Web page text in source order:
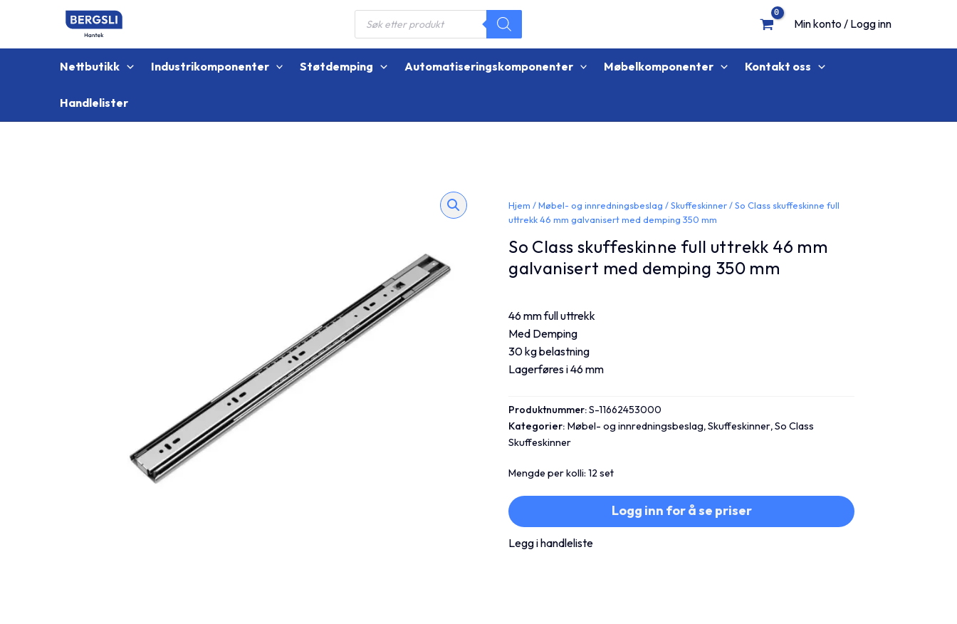
Products
search
Min konto / Logg inn
Nettbutikk Industrikomponenter Støtdemping Automatiseringskomponenter Møbelkomponenter Kontakt oss
Handlelister
Hjem /Møbel- og innredningsbeslag /Skuffeskinner/ So Class skuffeskinne full
uttrekk 46 mm galvanisert med demping 350 mm
So Class skuffeskinne full uttrekk 46 mm
galvanisert med demping 350 mm
46 mm full uttrekk
Med Demping
30 kg belastning
Lagerføres i 46 mm
Produktnummer:S-11662453000
Kategorier:Møbel- og innredningsbeslag,Skuffeskinner,So Class
Skuffeskinner
Mengde per kolli: 12 set
Logg inn for å se priser
Legg i handleliste